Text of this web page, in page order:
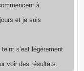
à
et je suis
s’est légèrement
voir des résultats.